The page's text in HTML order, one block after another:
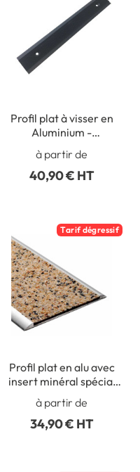
Profil plat à visser en
Aluminium -
Intérieur/Extérieur -
Longueur 2 mètres
à partir de
40,90 € HT
Tarif dégressif
Profil plat en alu avec
insert minéral spécial
trafic intense
à partir de
34,90 € HT